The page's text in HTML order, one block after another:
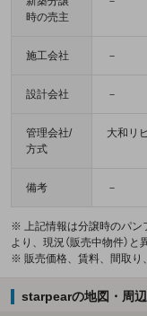
時の売主
施工会社 －
設計会社 －
管理会社/
方式
大和リ
備考 －
※ 上記情報は分譲時のパン
より、現況（販売中物件）と
※ 販売価格、賃料、間取り
starpearの地図・周